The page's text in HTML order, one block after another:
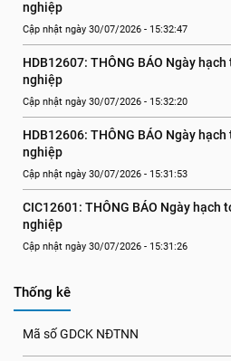
nghiệp
Cập nhật ngày 30/07/2026 - 15:32:47
HDB12607: THÔNG BÁO Ngày
nghiệp
Cập nhật ngày 30/07/2026 - 15:32:20
HDB12606: THÔNG BÁO Ngày
nghiệp
Cập nhật ngày 30/07/2026 - 15:31:53
CIC12601: THÔNG BÁO Ngày hạch
nghiệp
Cập nhật ngày 30/07/2026 - 15:31:26
Thống kê
Mã số GDCK NĐTNN